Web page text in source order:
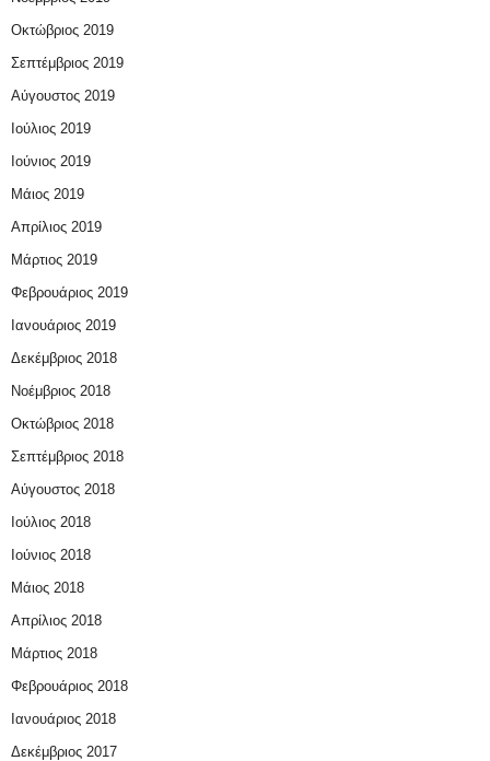
Οκτώβριος 2019
Σεπτέμβριος 2019
Αύγουστος 2019
Ιούλιος 2019
Ιούνιος 2019
Μάιος 2019
Απρίλιος 2019
Μάρτιος 2019
Φεβρουάριος 2019
Ιανουάριος 2019
Δεκέμβριος 2018
Νοέμβριος 2018
Οκτώβριος 2018
Σεπτέμβριος 2018
Αύγουστος 2018
Ιούλιος 2018
Ιούνιος 2018
Μάιος 2018
Απρίλιος 2018
Μάρτιος 2018
Φεβρουάριος 2018
Ιανουάριος 2018
Δεκέμβριος 2017